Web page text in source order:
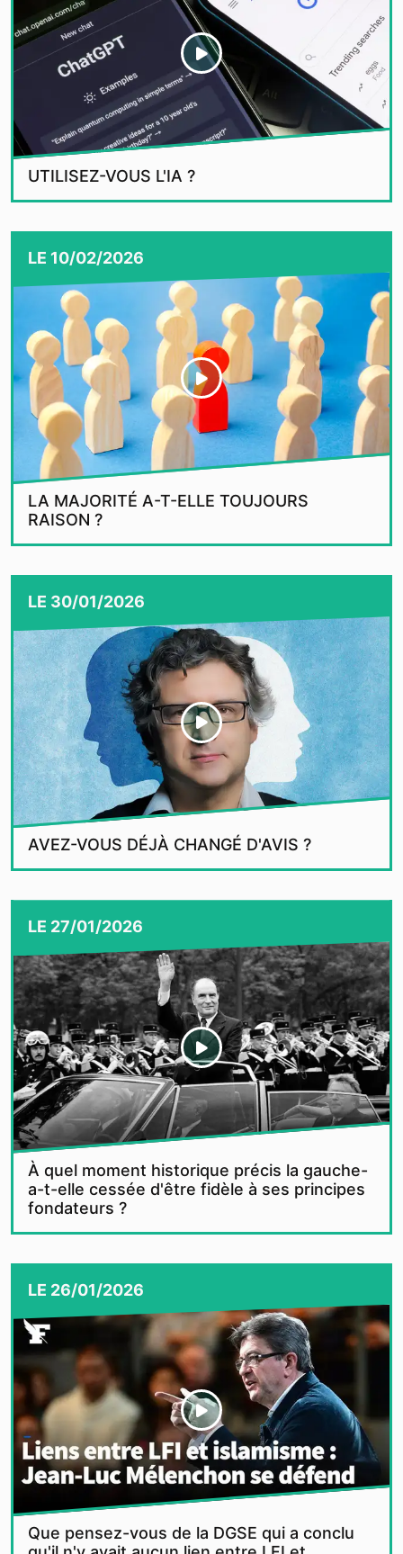
UTILISEZ-VOUS L'IA ?
LE 10/02/2026
LA MAJORITÉ A-T-ELLE TOUJOURS
RAISON ?
LE 30/01/2026
AVEZ-VOUS DÉJÀ CHANGÉ D'AVIS ?
LE 27/01/2026
À quel moment historique précis la gauche-
a-t-elle cessée d'être fidèle à ses principes
fondateurs ?
LE 26/01/2026
Que pensez-vous de la DGSE qui a conclu